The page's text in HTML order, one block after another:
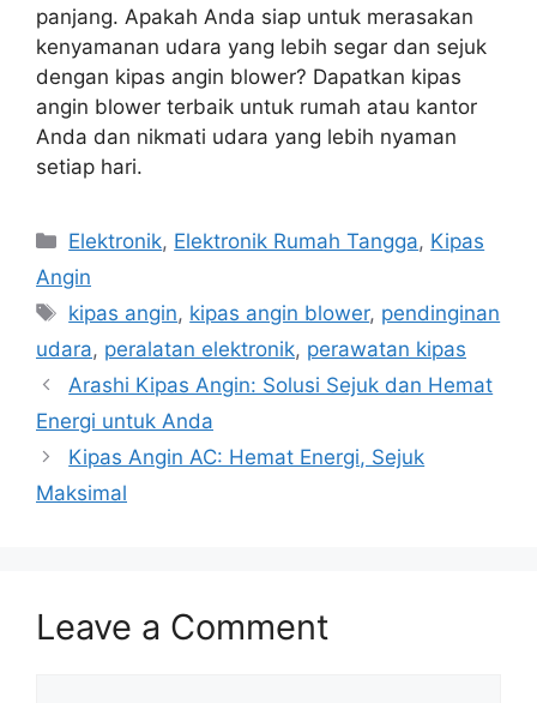
panjang. Apakah Anda siap untuk merasakan
kenyamanan udara yang lebih segar dan sejuk
dengan kipas angin blower? Dapatkan kipas
angin blower terbaik untuk rumah atau kantor
Anda dan nikmati udara yang lebih nyaman
setiap hari.
Categories
Elektronik, Elektronik Rumah Tangga, Kipas
Angin
Tags
kipas angin, kipas angin blower, pendinginan
udara, peralatan elektronik, perawatan kipas
Arashi Kipas Angin: Solusi Sejuk dan Hemat
Energi untuk Anda
Kipas Angin AC: Hemat Energi, Sejuk
Maksimal
Leave a Comment